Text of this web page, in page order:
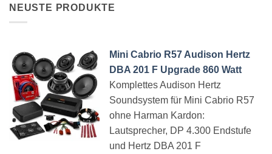
NEUSTE PRODUKTE
Mini Cabrio R57 Audison Hertz
DBA 201 F Upgrade 860 Watt
Komplettes Audison Hertz
Soundsystem für Mini Cabrio R57
ohne Harman Kardon:
Lautsprecher, DP 4.300 Endstufe
und Hertz DBA 201 F